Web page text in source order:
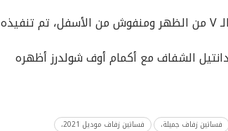
قد صمم أيضاً فستان زفاف بفتحة بالصدر وأخرى بشكل حرف الـ V من الظهر ومنفوش من الأسفل، تم تنفيذه
الشفاف مع أكمام أوف شولدرز أظهره
فساتين زفاف جميلة، فساتين زفاف موديل 2021،